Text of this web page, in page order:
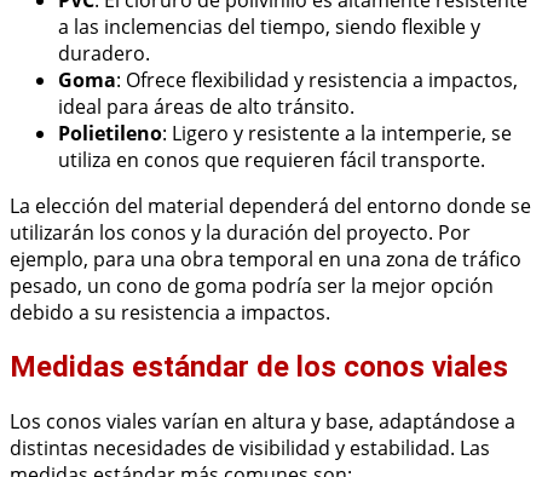
a las inclemencias del tiempo, siendo flexible y
duradero.
Goma: Ofrece flexibilidad y resistencia a impactos,
ideal para áreas de alto tránsito.
Polietileno: Ligero y resistente a la intemperie, se
utiliza en conos que requieren fácil transporte.
La elección del material dependerá del entorno donde se
utilizarán los conos y la duración del proyecto. Por
ejemplo, para una obra temporal en una zona de tráfico
pesado, un cono de goma podría ser la mejor opción
debido a su resistencia a impactos.
Medidas estándar de los conos viales
Los conos viales varían en altura y base, adaptándose a
distintas necesidades de visibilidad y estabilidad. Las